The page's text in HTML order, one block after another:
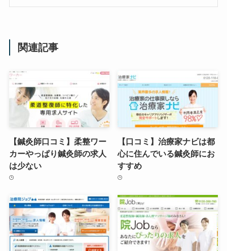
関連記事
【鍼灸師口コミ】柔整ワー
カーやっぱり鍼灸師の求人
は少ない
【口コミ】治療家ナビは都
心に住んでいる鍼灸師にお
すすめ